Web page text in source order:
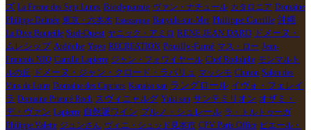
ズ La Ferme des Sept Lunes Biodynamie ヴァン・ナチュール カタロニア Domaine
Philippe Delmée 東京・六本木 Estezargue Banyuls-sur-Mer Philippe Carrille 沖縄
La Dive Bouteille Sud-Ouest ヤニック・アミロ RENE JEAN DARD ドメーヌ・
ムレシップ Ardèche Yoyo RECREATION Pouilly-Fumé マス・ロー Jean-
Francois NIQ Camille Lapierre ジャン・フォワイヤール Chef Rodolphe モンマルト
ルの丘
ドメーヌ・ジャン・クロード・ラパリュ マッシモ Chinon Salon des
Vins de Loire Domaine des Capriers Kanako san ラングロール イヴォ・フェレイ
ラ Domaine Prieuré Roch スヴィニャルグ Yuki san サンテミリオン オザミ・
デ・ヴァン Lapierre 自然派ワイン ブルノ・シュレール ラ・トルトゥーガ
Philippe Valette ジュンさん ヴィニ・シュッド見本市 CPV Paris Office ピエール・